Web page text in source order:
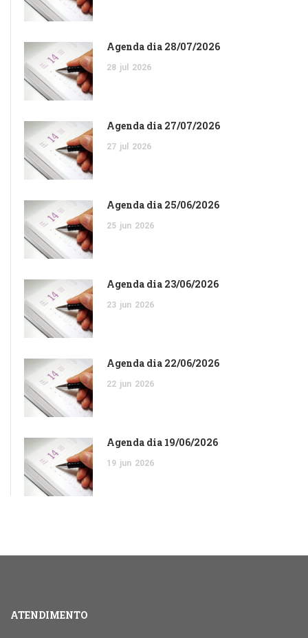
Agenda dia 28/07/2026
28 jul 2026
Agenda dia 27/07/2026
27 jul 2026
Agenda dia 25/06/2026
25 jun 2026
Agenda dia 23/06/2026
23 jun 2026
Agenda dia 22/06/2026
22 jun 2026
Agenda dia 19/06/2026
19 jun 2026
ATENDIMENTO